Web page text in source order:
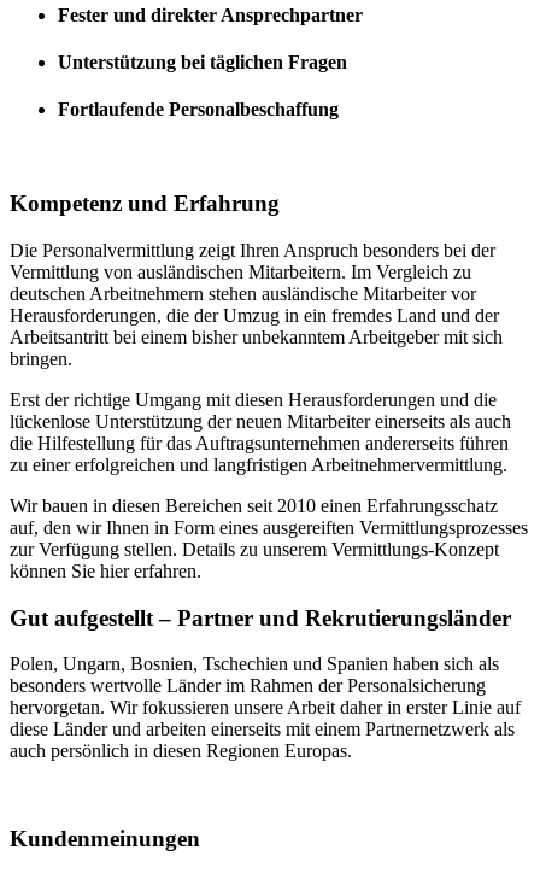
Fester und direkter Ansprechpartner
Unterstützung bei täglichen Fragen
Fortlaufende Personalbeschaffung
Kompetenz und Erfahrung
Die Personalvermittlung zeigt Ihren Anspruch besonders bei der
Vermittlung von ausländischen Mitarbeitern. Im Vergleich zu
deutschen Arbeitnehmern stehen ausländische Mitarbeiter vor
Herausforderungen, die der Umzug in ein fremdes Land und der
Arbeitsantritt bei einem bisher unbekanntem Arbeitgeber mit sich
bringen.
Erst der richtige Umgang mit diesen Herausforderungen und die
lückenlose Unterstützung der neuen Mitarbeiter einerseits als auch
die Hilfestellung für das Auftragsunternehmen andererseits führen
zu einer erfolgreichen und langfristigen Arbeitnehmervermittlung.
Wir bauen in diesen Bereichen seit 2010 einen Erfahrungsschatz
auf, den wir Ihnen in Form eines ausgereiften Vermittlungsprozesses
zur Verfügung stellen. Details zu unserem Vermittlungs-Konzept
können Sie hier erfahren.
Gut aufgestellt – Partner und Rekrutierungsländer
Polen, Ungarn, Bosnien, Tschechien und Spanien haben sich als
besonders wertvolle Länder im Rahmen der Personalsicherung
hervorgetan. Wir fokussieren unsere Arbeit daher in erster Linie auf
diese Länder und arbeiten einerseits mit einem Partnernetzwerk als
auch persönlich in diesen Regionen Europas.
Kundenmeinungen